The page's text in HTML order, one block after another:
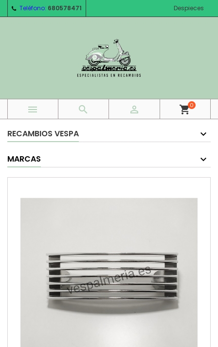
Teléfono: 680578471 Despieces
   shopping_cart0
RECAMBIOS VESPA
MARCAS